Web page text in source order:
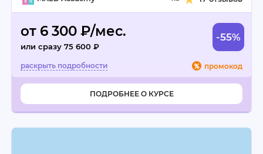
от 6 300 ₽/мес.
или сразу 75 600 ₽
-55%
промокод
ПОДРОБНЕЕ О КУРСЕ